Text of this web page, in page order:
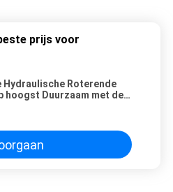
prijs voor
Hydraulische Roterende
hoogst Duurzaam met de